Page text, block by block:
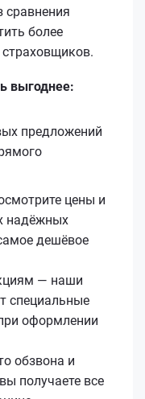
сравнения
более
выгоднее:
предложений
цены и
надёжных
дешёвое
— наши
специальные
оформлении
обзвона и
получаете все